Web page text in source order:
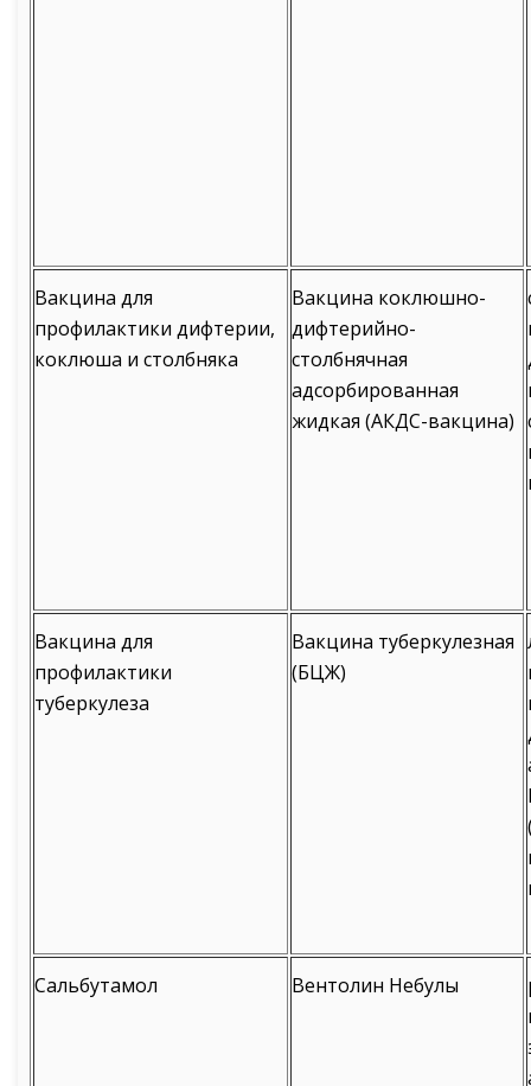
Вакцина для
профилактики дифтерии,
коклюша и столбняка
Вакцина коклюшно-
дифтерийно-
столбнячная
адсорбированная
жидкая (АКДС-вакцина)
Вакцина для
профилактики
туберкулеза
Вакцина туберкулезная
(БЦЖ)
Сальбутамол Вентолин Небулы